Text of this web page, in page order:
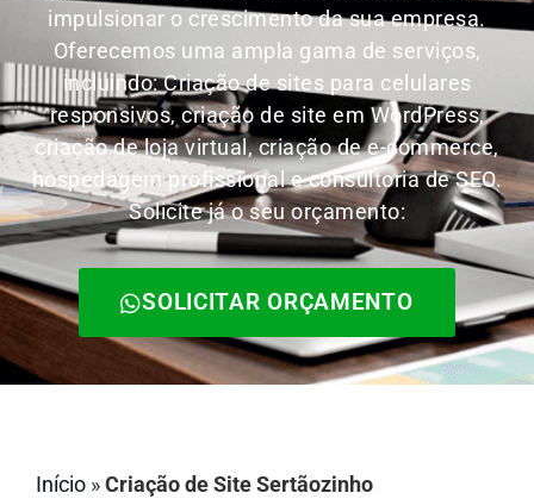
impulsionar o crescimento da sua empresa.
Oferecemos uma ampla gama de serviços,
incluindo: Criação de sites para celulares
responsivos, criação de site em WordPress,
criação de loja virtual, criação de e-commerce,
hospedagem profissional e consultoria de SEO.
Solicite já o seu orçamento:
SOLICITAR ORÇAMENTO
Início »Criação de Site Sertãozinho